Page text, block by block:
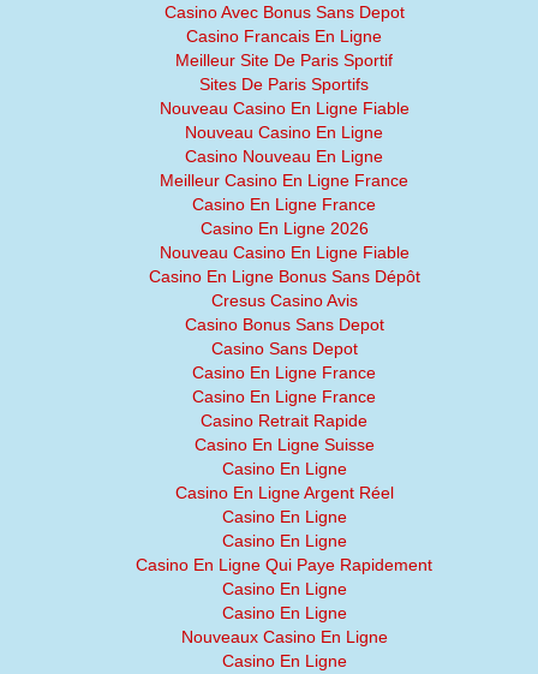
Casino Avec Bonus Sans Depot
Casino Francais En Ligne
Meilleur Site De Paris Sportif
Sites De Paris Sportifs
Nouveau Casino En Ligne Fiable
Nouveau Casino En Ligne
Casino Nouveau En Ligne
Meilleur Casino En Ligne France
Casino En Ligne France
Casino En Ligne 2026
Nouveau Casino En Ligne Fiable
Casino En Ligne Bonus Sans Dépôt
Cresus Casino Avis
Casino Bonus Sans Depot
Casino Sans Depot
Casino En Ligne France
Casino En Ligne France
Casino Retrait Rapide
Casino En Ligne Suisse
Casino En Ligne
Casino En Ligne Argent Réel
Casino En Ligne
Casino En Ligne
Casino En Ligne Qui Paye Rapidement
Casino En Ligne
Casino En Ligne
Nouveaux Casino En Ligne
Casino En Ligne